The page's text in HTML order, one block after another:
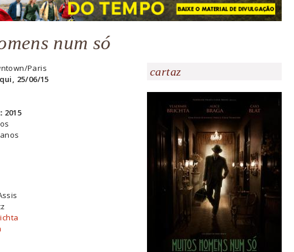
num só
Paris
qui, 25/06/15
2015
cartaz